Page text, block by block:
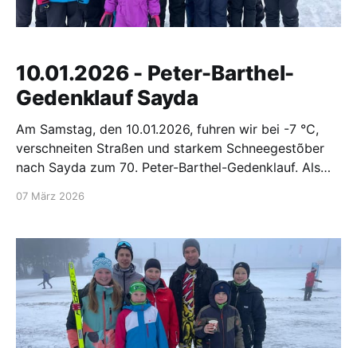
10.01.2026 - Peter-Barthel-
Gedenklauf Sayda
Am Samstag, den 10.01.2026, fuhren wir bei -7 °C,
verschneiten Straßen und starkem Schneegestõber
nach Sayda zum 70. Peter-Barthel-Gedenklauf. Als
Wettkampf gewachst werden. Dies stellte sich als
dem Skitest unzufrieden
07 März 2026